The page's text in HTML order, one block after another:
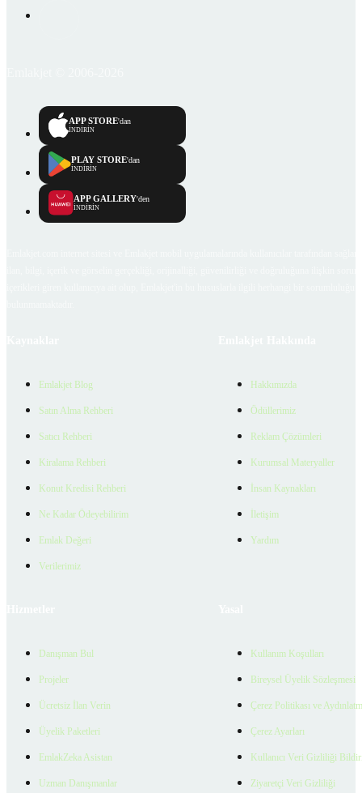
APP STORE'dan
İNDİRİN
PLAY STORE'dan
İNDİRİN
APP GALLERY'den
İNDİRİN
Emlakjet Blog
Satın Alma Rehberi
Satıcı Rehberi
Kiralama Rehberi
Konut Kredisi Rehberi
Ne Kadar Ödeyebilirim
Emlak Değeri
Verilerimiz
Hakkımızda
Ödüllerimiz
Reklam Çözümleri
Kurumsal Materyaller
İnsan Kaynakları
İletişim
Yardım
Danışman Bul
Projeler
Ücretsiz İlan Verin
Üyelik Paketleri
EmlakZeka Asistan
Uzman Danışmanlar
Kullanım Koşulları
Bireysel Üyelik Sözleşmesi
Çerez Politikası ve
Çerez Ayarları
Kullanıcı Veri Gizliliği
Ziyaretçi Veri Gizliliği